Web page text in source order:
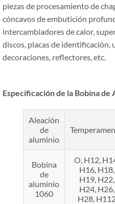
piezas de procesamiento de
cóncavos de embutición
intercambiadores de calor,
discos, placas de identificación,
decoraciones, reflectores, etc.
Especificación de la Bobina de
Aleación
de
aluminio
Bobina
de
aluminio
1060
O, H12,
H16, H18,
H19, H22,
H24, H26,
H28,